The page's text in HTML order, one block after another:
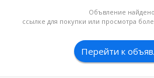
Объвление
ссылке для покупки или просмотра
Перейти к